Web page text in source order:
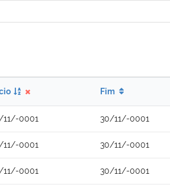
Fim
11/-0001 30/11/-0001
11/-0001 30/11/-0001
11/-0001 30/11/-0001